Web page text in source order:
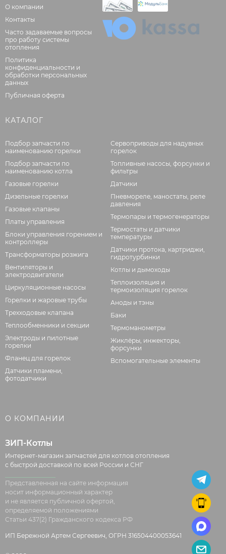
О компании
Контакты
Часто задаваемые вопросы
про работу системы
отопления
Политика
конфиденциальности и
обработки персональных
данных
Публичная оферта
КАТАЛОГ
Подбор запчасти по
наименованию горелки
Подбор запчасти по
наименованию котла
Газовые горелки
Дизельные горелки
Газовые клапаны
Платы управления
Блоки управления горением и
контроллеры
Трансформаторы розжига
Вентиляторы и
электродвигатели
Циркуляционные насосы
Горелки и жаровые трубы
Трехходовые клапана
Теплообменники и секции
Электроды и пилотные
горелки
Фланец для горелок
Датчики пламени,
фотодатчики
Сервоприводы для надувных
горелок
Топливные насосы, форсунки и
фильтры
Датчики
Пневмореле, маностаты, реле
давления
Термопары и термогенераторы
Термостаты и датчики
температуры
Датчики протока, картриджи,
гидротурбинки
Котлы и дымоходы
Теплоизоляция и
термоизоляция горелок
Аноды и тэны
Баки
Термоманометры
Жиклёры, инжекторы,
форсунки
Вспомогательные элементы
О КОМПАНИИ
ЗИП-Котлы
Интернет-магазин запчастей для котлов отопления
с быстрой доставкой по всей России и СНГ
Представленная на сайте информация
носит информационный характер
и не является публичной офертой,
определяемой положениями
Статьи 437(2) Гражданского кодекса РФ
ИП Бережной Артем Сергеевич, ОГРН 316504400053641